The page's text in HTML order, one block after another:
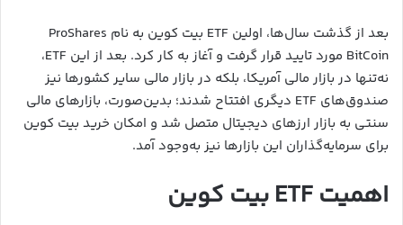
بعد از گذشت سال‌ها، اولین ETF بیت کوین به نام ProShares
BitCoin مورد تایید قرار گرفت و آغاز به کار کرد. بعد از این ETF،
نه‌تنها در بازار مالی آمریکا، بلکه در بازار مالی سایر کشورها نیز
صندوق‌های ETF دیگری افتتاح شدند؛ بدین‌صورت، بازارهای مالی
سنتی به بازار ارزهای دیجیتال متصل شد و امکان خرید بیت کوین
برای سرمایه‌گذاران این بازار‌ها نیز به‌وجود آمد.
اهمیت ETF بیت کوین